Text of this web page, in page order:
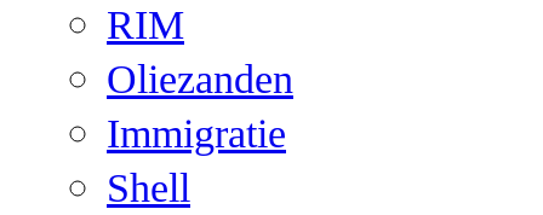
RIM
Oliezanden
Immigratie
Shell